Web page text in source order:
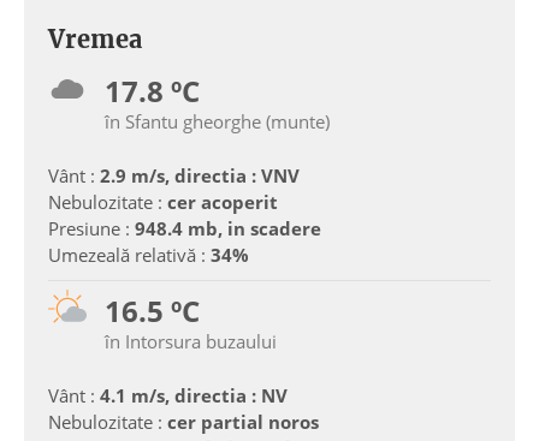
Vremea
17.8 ºC
în Sfantu gheorghe (munte)
Vânt : 2.9 m/s, directia : VNV
Nebulozitate : cer acoperit
Presiune : 948.4 mb, in scadere
Umezeală relativă : 34%
16.5 ºC
în Intorsura buzaului
Vânt : 4.1 m/s, directia : NV
Nebulozitate : cer partial noros